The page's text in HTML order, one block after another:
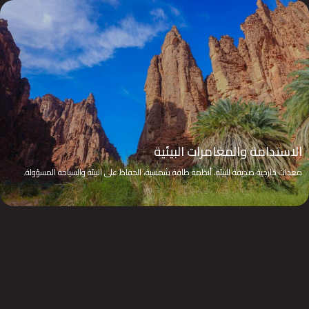
الاستدامة والمغامرات البيئية
معدات خارجية صديقة للبيئة، أنظمة طاقة شمسية، الحفاظ على البيئة والسياحة المسؤولة.